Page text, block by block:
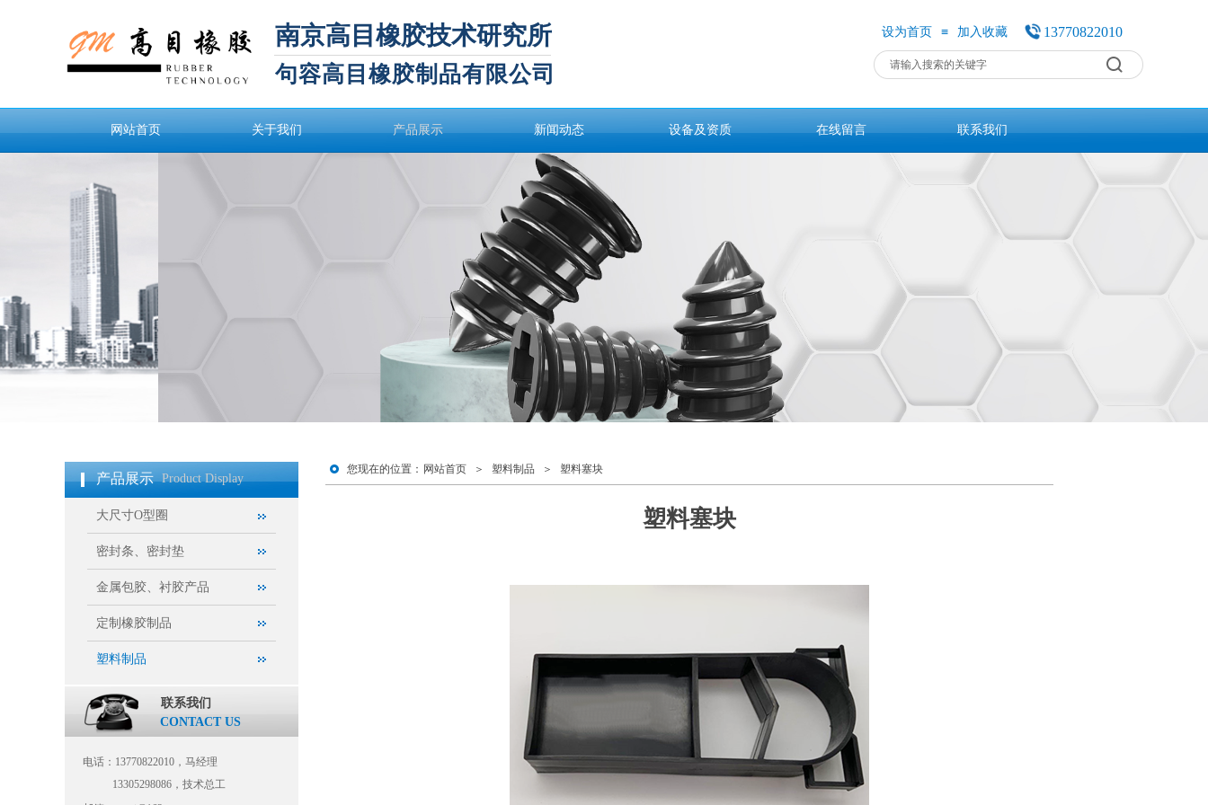
南京高目橡胶技术研究所 13770822010
设为首页 ≡ 加入收藏
句容高目橡胶制品有限公司
网站首页 关于我们 产品展示 新闻动态 设备及资质 在线留言 联系我们
网站首页 ＞ 塑料制品 ＞ 塑料塞块
您现在的位置：
产品展示 Product Display
大尺寸O型圈
密封条、密封垫
金属包胶、衬胶产品
定制橡胶制品
塑料制品
塑料塞块
联系我们
CONTACT US
电话：13770822010，马经理
13305298086，技术总工